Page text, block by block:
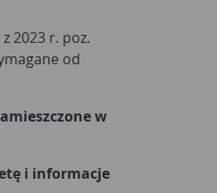
2023 r. poz.
od
w
i informacje